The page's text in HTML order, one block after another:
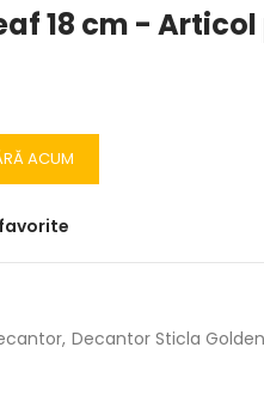
18 cm -
ACUM
Decantor Sticla